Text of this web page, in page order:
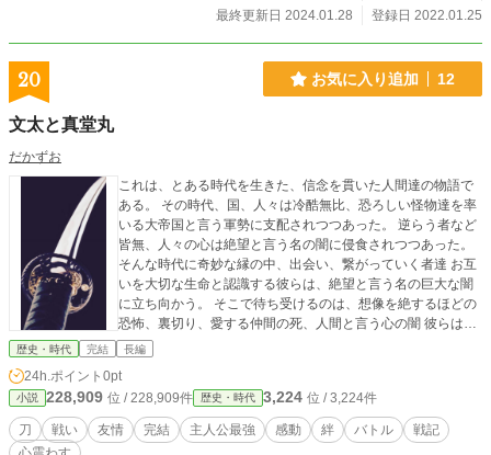
最終更新日 2024.01.28
登録日 2022.01.25
20 お気に入り追加 12
文太と真堂丸
だかずお
これは、とある時代を生きた、信念を貫いた人間達の物語で
ある。 その時代、国、人々は冷酷無比、恐ろしい怪物達を率
いる大帝国と言う軍勢に支配されつつあった。 逆らう者など
皆無、人々の心は絶望と言う名の闇に侵食されつつあった。
そんな時代に奇妙な縁の中、出会い、繋がっていく者達 お互
いを大切な生命と認識する彼らは、絶望と言う名の巨大な闇
に立ち向かう。 そこで待ち受けるのは、想像を絶するほどの
恐怖、裏切り、愛する仲間の死、人間と言う心の闇 彼らは魂
から抉り出される闇と立ち向かっていく。 これは人間と言
に、友情と愛に生きた人間達の、心震わす魂の物語である。
（現在こちらの作品の続きはAmazonでの販売、もしくは、A
mazonの読み放題で読めるようになっています、Kindleアン
リミテッド登録中の方は無料で読めるようになっているので
歴史・時代 完結 長編
24h.ポイント 0pt
小説 228,909 位 / 228,909件 歴史・時代 3,224 位 / 3,224件
刀 戦い 友情 完結 主人公最強 感動 絆 バトル
戦記